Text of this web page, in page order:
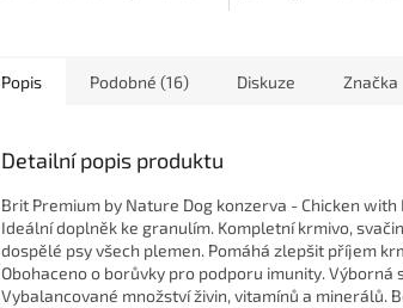
Popis Podobné (16) Diskuze Značka
Detailní popis produktu
Brit Premium by Nature Dog konzerva - Chicken with
Ideální doplněk ke granulím. Kompletní krmivo,
dospělé psy všech plemen. Pomáhá zlepšit příjem
Obohaceno o borůvky pro podporu imunity.
Vybalancované množství živin, vitamínů a minerálů.